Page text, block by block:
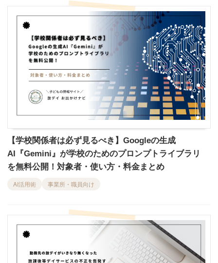
【学校関係者は必ず見るべき】Googleの生成
AI『Gemini』が学校のためのプロンプトライブラリ
を無料公開！対象者・使い方・料金まとめ
AI活用術 事業所・職員向け